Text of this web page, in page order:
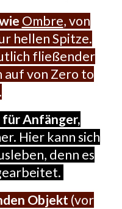
Ombre, von
hellen Spitze.
fließender
auf von Zero to
für Anfänger,
Hier kann sich
denn es
Objekt (vor